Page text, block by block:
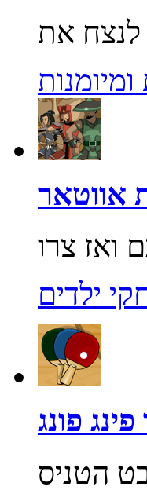
אווטאר
ילדים
פונג